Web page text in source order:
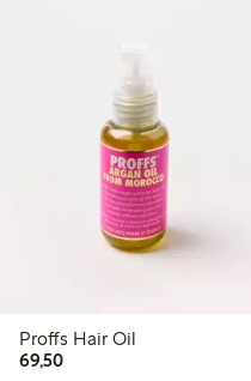
Proffs Hair Oil
69,5069,50 kr